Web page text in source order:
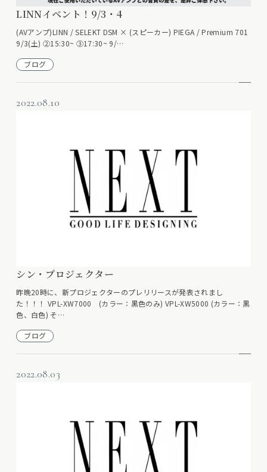
LINNイベント！9/3・4
(AVアンプ)LINN / SELEKT DSM × (スピーカー) PIEGA / Premium 701
9/3(土) ②15:30~ ③17:30~ 9/…
ブログ
2022.08.10
シン・プロジェクター
昨晩20時に、新プロジェクターのプレリリースが発表されまし
た！！！ VPL-XW7000 (カラー：黒色のみ) VPL-XW5000 (カラー：黒
色、白色) そ…
ブログ
2022.08.03